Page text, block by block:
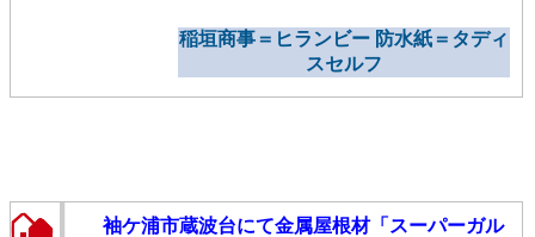
稲垣商事＝ヒランビー 防水紙＝タディ
スセルフ
袖ケ浦市蔵波台にて金属屋根材「スーパーガル